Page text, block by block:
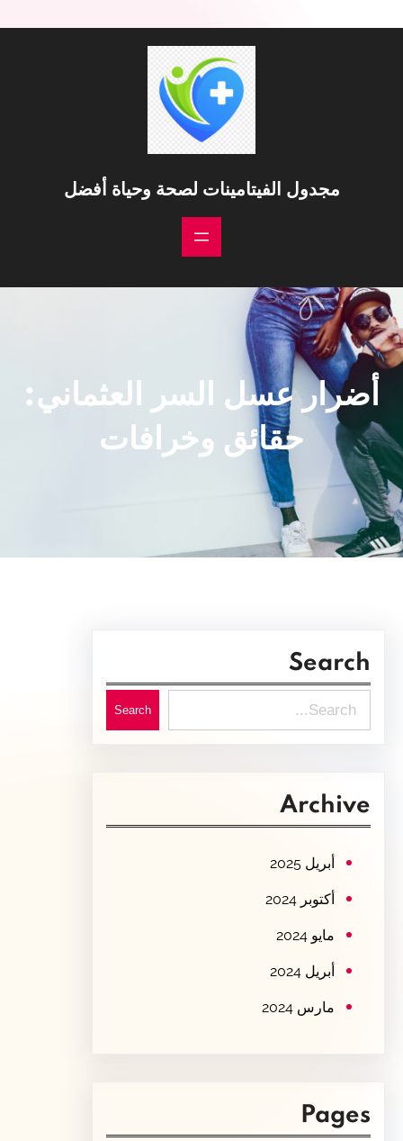
مجدول الفيتامينات لصحة وحياة أفضل
أضرار عسل السر العثماني:
حقائق وخرافات
Search
e
c
Search
Archive
أبريل 2025
أكتوبر 2024
مايو 2024
أبريل 2024
مارس 2024
Pages